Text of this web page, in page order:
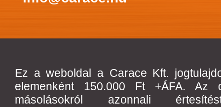
Ez a weboldal a Carace Kft.
elemenként 150.000 Ft +ÁFA. Az
másolásokról azonnali